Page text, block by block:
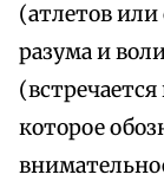
(атлетов
разума и
которое